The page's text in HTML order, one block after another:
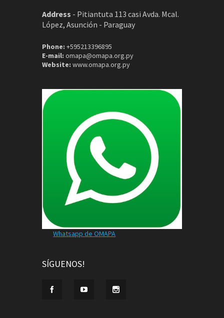
Address - Pitiantuta 113 casi Avda. Mcal.
López, Asunción - Paraguay
Phone: +595213396895
E-mail: omapa@omapa.org.py
Website: www.omapa.org.py
Whatsapp de OMAPA
SÍGUENOS!